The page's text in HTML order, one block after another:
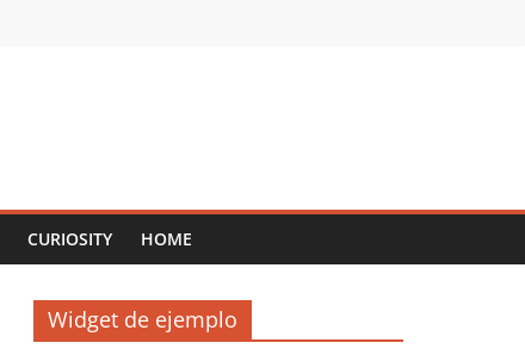
CURIOSITY HOME
Widget de ejemplo